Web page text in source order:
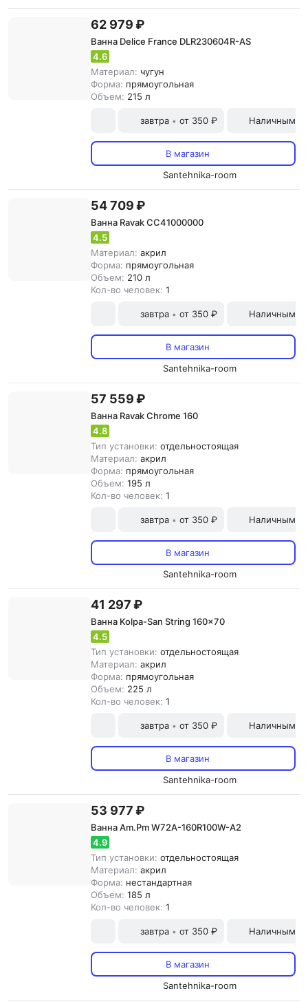
62 979 ₽
Ванна Delice France DLR230604R-AS
4.6
Материал: чугун
Форма: прямоугольная
Объем: 215 л
завтра • от 350 ₽ Наличными
В магазин
Santehnika-room
54 709 ₽
Ванна Ravak CC41000000
4.5
Материал: акрил
Форма: прямоугольная
Объем: 210 л
Кол-во человек: 1
завтра • от 350 ₽ Наличными
В магазин
Santehnika-room
57 559 ₽
Ванна Ravak Chrome 160
4.8
Тип установки: отдельностоящая
Материал: акрил
Форма: прямоугольная
Объем: 195 л
Кол-во человек: 1
завтра • от 350 ₽ Наличными
В магазин
Santehnika-room
41 297 ₽
Ванна Kolpa-San String 160x70
4.5
Тип установки: отдельностоящая
Материал: акрил
Форма: прямоугольная
Объем: 225 л
Кол-во человек: 1
завтра • от 350 ₽ Наличными
В магазин
Santehnika-room
53 977 ₽
Ванна Am.Pm W72A-160R100W-A2
4.9
Тип установки: отдельностоящая
Материал: акрил
Форма: нестандартная
Объем: 185 л
Кол-во человек: 1
завтра • от 350 ₽ Наличными
В магазин
Santehnika-room